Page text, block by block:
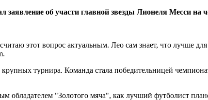
об участи главной звезды Лионеля Месси на
этот вопрос актуальным. Лео сам знает, что лучше
турнира. Команда стала победительницей
обладателем "Золотого мяча", как лучший футболист